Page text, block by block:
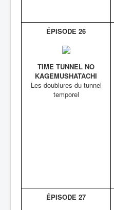
ÉPISODE 26
TIME TUNNEL NO
KAGEMUSHATACHI
Les doublures du tunnel
temporel
ÉPISODE 27